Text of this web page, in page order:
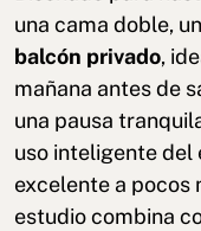
una cama doble,
balcón privado,
mañana antes de
una pausa
uso inteligente del
excelente a pocos
estudio combina